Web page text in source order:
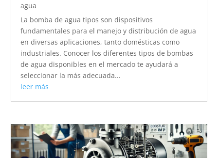
agua
La bomba de agua tipos son dispositivos
fundamentales para el manejo y distribución de agua
en diversas aplicaciones, tanto domésticas como
industriales. Conocer los diferentes tipos de bombas
de agua disponibles en el mercado te ayudará a
seleccionar la más adecuada...
leer más